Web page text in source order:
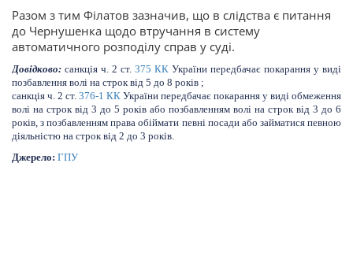
Разом з тим Філатов зазначив, що в слідства є питання
до Чернушенка щодо втручання в систему
автоматичного розподілу справ у суді.
Довідково: санкція ч. 2 ст. 375 КК України передбачає покарання у виді
позбавлення волі на строк від 5 до 8 років ;
санкція ч. 2 ст. 376-1 КК України передбачає покарання у виді обмеження
волі на строк від 3 до 5 років або позбавленням волі на строк від 3 до 6
років, з позбавленням права обіймати певні посади або займатися певною
діяльністю на строк від 2 до 3 років.
Джерело: ГПУ